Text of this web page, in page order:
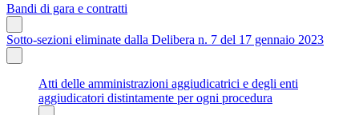
Bandi di gara e contratti
Sotto-sezioni eliminate dalla Delibera n. 7 del 17 gennaio 2023
Atti delle amministrazioni aggiudicatrici e degli enti
aggiudicatori distintamente per ogni procedura